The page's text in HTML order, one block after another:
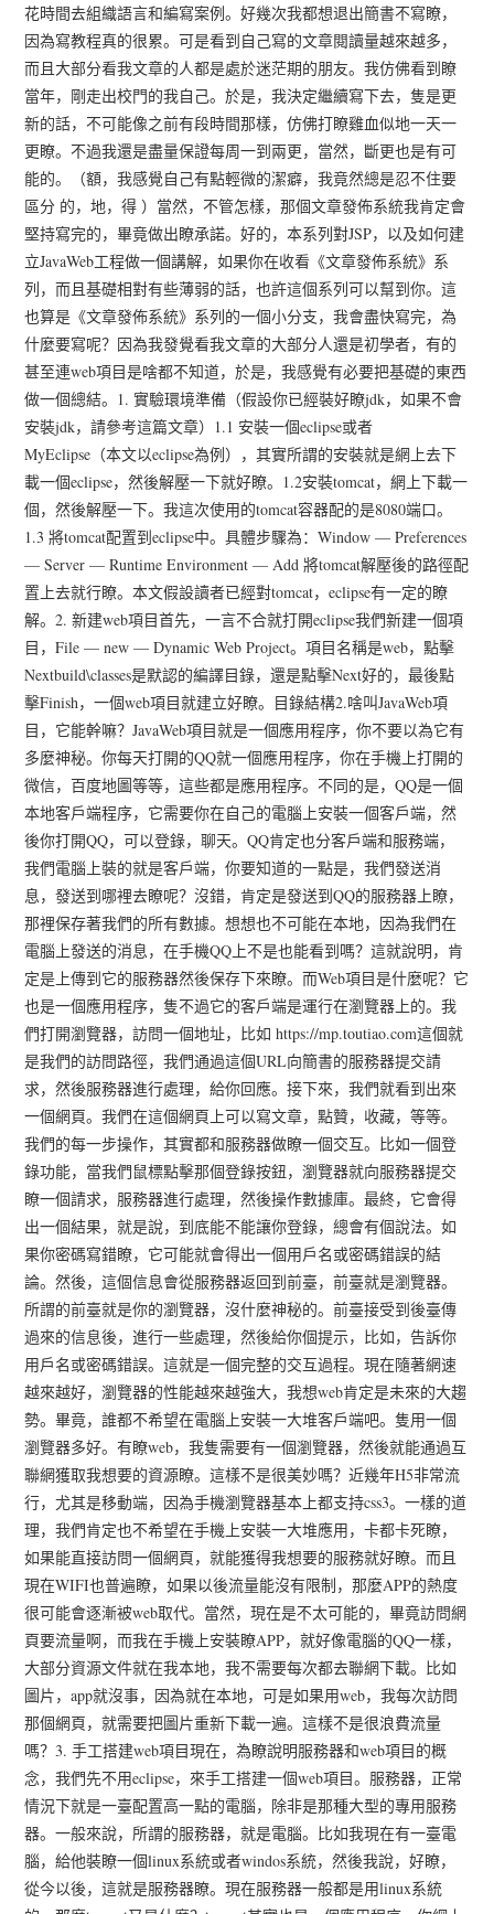
花時間去組織語言和編寫案例。好幾次我都想退出簡書不寫瞭，
因為寫教程真的很累。可是看到自己寫的文章閱讀量越來越多，
而且大部分看我文章的人都是處於迷茫期的朋友。我仿佛看到瞭
當年，剛走出校門的我自己。於是，我決定繼續寫下去，隻是更
新的話，不可能像之前有段時間那樣，仿佛打瞭雞血似地一天一
更瞭。不過我還是盡量保證每周一到兩更，當然，斷更也是有可
能的。（額，我感覺自己有點輕微的潔癖，我竟然總是忍不住要
區分 的，地，得 ）當然，不管怎樣，那個文章發佈系統我肯定會
堅持寫完的，畢竟做出瞭承諾。好的，本系列對JSP，以及如何建
立JavaWeb工程做一個講解，如果你在收看《文章發佈系統》系
列，而且基礎相對有些薄弱的話，也許這個系列可以幫到你。這
也算是《文章發佈系統》系列的一個小分支，我會盡快寫完，為
什麼要寫呢？因為我發覺看我文章的大部分人還是初學者，有的
甚至連web項目是啥都不知道，於是，我感覺有必要把基礎的東西
做一個總結。1. 實驗環境準備（假設你已經裝好瞭jdk，如果不會
安裝jdk，請參考這篇文章）1.1 安裝一個eclipse或者
MyEclipse（本文以eclipse為例），其實所謂的安裝就是網上去下
載一個eclipse，然後解壓一下就好瞭。1.2安裝tomcat，網上下載一
個，然後解壓一下。我這次使用的tomcat容器配的是8080端口。
1.3 將tomcat配置到eclipse中。具體步驟為：Window — Preferences
— Server — Runtime Environment — Add 將tomcat解壓後的路徑配
置上去就行瞭。本文假設讀者已經對tomcat，eclipse有一定的瞭
解。2. 新建web項目首先，一言不合就打開eclipse我們新建一個項
目，File — new — Dynamic Web Project。項目名稱是web，點擊
Nextbuild\classes是默認的編譯目錄，還是點擊Next好的，最後點
擊Finish，一個web項目就建立好瞭。目錄結構2.啥叫JavaWeb項
目，它能幹嘛？JavaWeb項目就是一個應用程序，你不要以為它有
多麼神秘。你每天打開的QQ就一個應用程序，你在手機上打開的
微信，百度地圖等等，這些都是應用程序。不同的是，QQ是一個
本地客戶端程序，它需要你在自己的電腦上安裝一個客戶端，然
後你打開QQ，可以登錄，聊天。QQ肯定也分客戶端和服務端，
我們電腦上裝的就是客戶端，你要知道的一點是，我們發送消
息，發送到哪裡去瞭呢？沒錯，肯定是發送到QQ的服務器上瞭，
那裡保存著我們的所有數據。想想也不可能在本地，因為我們在
電腦上發送的消息，在手機QQ上不是也能看到嗎？這就說明，肯
定是上傳到它的服務器然後保存下來瞭。而Web項目是什麼呢？它
也是一個應用程序，隻不過它的客戶端是運行在瀏覽器上的。我
們打開瀏覽器，訪問一個地址，比如 https://mp.toutiao.com這個就
是我們的訪問路徑，我們通過這個URL向簡書的服務器提交請
求，然後服務器進行處理，給你回應。接下來，我們就看到出來
一個網頁。我們在這個網頁上可以寫文章，點贊，收藏，等等。
我們的每一步操作，其實都和服務器做瞭一個交互。比如一個登
錄功能，當我們鼠標點擊那個登錄按鈕，瀏覽器就向服務器提交
瞭一個請求，服務器進行處理，然後操作數據庫。最終，它會得
出一個結果，就是說，到底能不能讓你登錄，總會有個說法。如
果你密碼寫錯瞭，它可能就會得出一個用戶名或密碼錯誤的結
論。然後，這個信息會從服務器返回到前臺，前臺就是瀏覽器。
所謂的前臺就是你的瀏覽器，沒什麼神秘的。前臺接受到後臺傳
過來的信息後，進行一些處理，然後給你個提示，比如，告訴你
用戶名或密碼錯誤。這就是一個完整的交互過程。現在隨著網速
越來越好，瀏覽器的性能越來越強大，我想web肯定是未來的大趨
勢。畢竟，誰都不希望在電腦上安裝一大堆客戶端吧。隻用一個
瀏覽器多好。有瞭web，我隻需要有一個瀏覽器，然後就能通過互
聯網獲取我想要的資源瞭。這樣不是很美妙嗎？近幾年H5非常流
行，尤其是移動端，因為手機瀏覽器基本上都支持css3。一樣的道
理，我們肯定也不希望在手機上安裝一大堆應用，卡都卡死瞭，
如果能直接訪問一個網頁，就能獲得我想要的服務就好瞭。而且
現在WIFI也普遍瞭，如果以後流量能沒有限制，那麼APP的熱度
很可能會逐漸被web取代。當然，現在是不太可能的，畢竟訪問網
頁要流量啊，而我在手機上安裝瞭APP，就好像電腦的QQ一樣，
大部分資源文件就在我本地，我不需要每次都去聯網下載。比如
圖片，app就沒事，因為就在本地，可是如果用web，我每次訪問
那個網頁，就需要把圖片重新下載一遍。這樣不是很浪費流量
嗎？3. 手工搭建web項目現在，為瞭說明服務器和web項目的概
念，我們先不用eclipse，來手工搭建一個web項目。服務器，正常
情況下就是一臺配置高一點的電腦，除非是那種大型的專用服務
器。一般來說，所謂的服務器，就是電腦。比如我現在有一臺電
腦，給他裝瞭一個linux系統或者windos系統，然後我說，好瞭，
從今以後，這就是服務器瞭。現在服務器一般都是用linux系統